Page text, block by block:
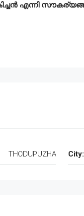
എന്നി
THODUPUZHA City: